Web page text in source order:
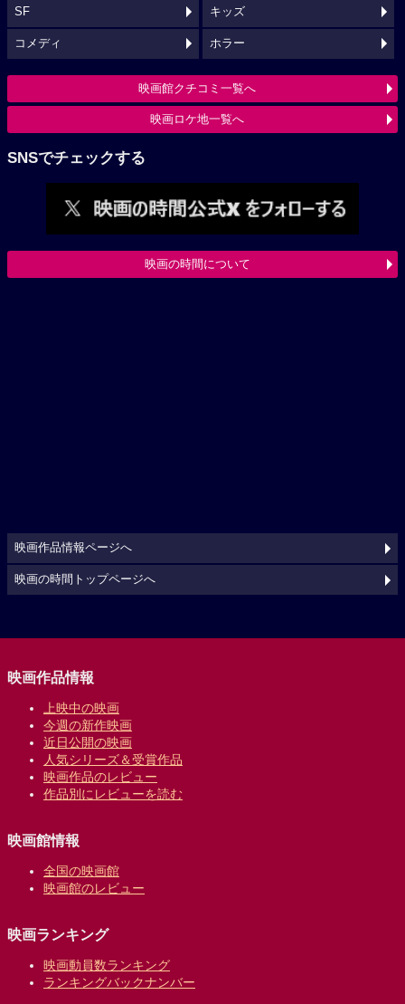
SF キッズ
コメディ ホラー
映画館クチコミ一覧へ
映画ロケ地一覧へ
SNSでチェックする
映画の時間について
映画作品情報ページへ
映画の時間トップページへ
映画作品情報
上映中の映画
今週の新作映画
近日公開の映画
人気シリーズ＆受賞作品
映画作品のレビュー
作品別にレビューを読む
映画館情報
全国の映画館
映画館のレビュー
映画ランキング
映画動員数ランキング
ランキングバックナンバー